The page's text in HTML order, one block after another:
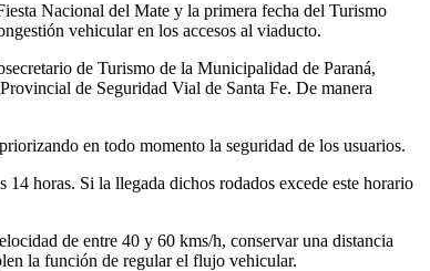
Nacional del Mate y la primera fecha del Turismo
vehicular en los accesos al viaducto.
de Turismo de la Municipalidad de Paraná,
de Seguridad Vial de Santa Fe. De manera
en todo momento la seguridad de los usuarios.
horas. Si la llegada dichos rodados excede este horario
de entre 40 y 60 kms/h, conservar una distancia
la función de regular el flujo vehicular.